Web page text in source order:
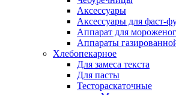
Аксессуары
Аксессуары для фаст-
Аппарат для
Аппараты
Хлебопекарное
Для замеса текста
Для пасты
Тестораскаточные